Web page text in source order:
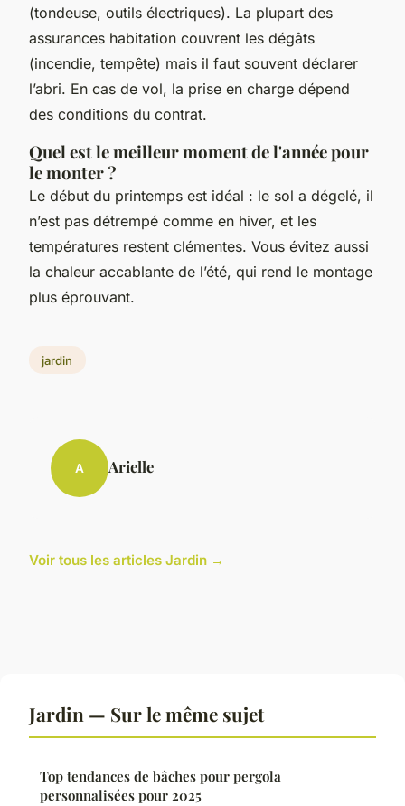
(tondeuse, outils électriques). La plupart des
assurances habitation couvrent les dégâts
(incendie, tempête) mais il faut souvent déclarer
l’abri. En cas de vol, la prise en charge dépend
des conditions du contrat.
Quel est le meilleur moment de l'année pour
le monter ?
Le début du printemps est idéal : le sol a dégelé, il
n’est pas détrempé comme en hiver, et les
températures restent clémentes. Vous évitez aussi
la chaleur accablante de l’été, qui rend le montage
plus éprouvant.
jardin
A Arielle
Voir tous les articles Jardin →
Jardin — Sur le même sujet
Top tendances de bâches pour pergola
personnalisées pour 2025